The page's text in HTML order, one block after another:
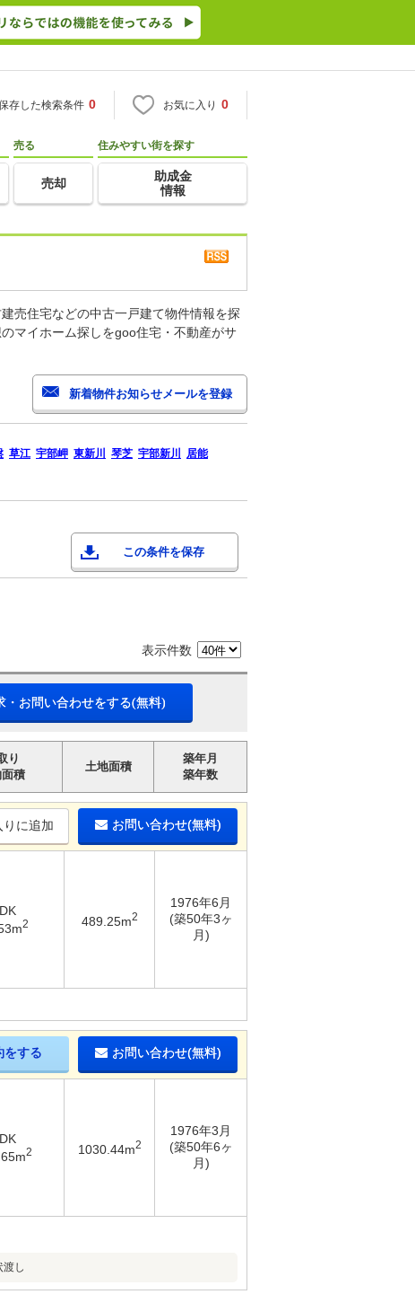
存した検索条件 0 お気に入り 0
売る
売却
住みやすい街を探す
助成金
情報
売住宅などの中古一戸建て物件情報を探
マイホーム探しをgoo住宅・不動産がサ
草江 宇部岬 東新川 琴芝 宇部新川
居能
この条件を保存
表示件数
・お問い合わせをする(無料)
り
積
土地面積
築年月
築年数
りに追加 お問い合わせ(無料)
2 489.25m2
1976年6月
(築50年3ヶ
月)
をする お問い合わせ(無料)
2 1030.44m2
1976年3月
(築50年6ヶ
月)
し